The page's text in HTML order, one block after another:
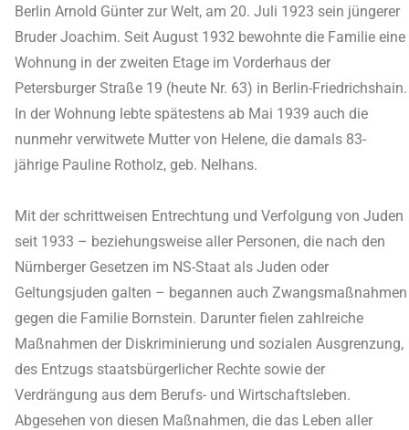
Berlin Arnold Günter zur Welt, am 20. Juli 1923 sein jüngerer
Bruder Joachim. Seit August 1932 bewohnte die Familie eine
Wohnung in der zweiten Etage im Vorderhaus der
Petersburger Straße 19 (heute Nr. 63) in Berlin-Friedrichshain.
In der Wohnung lebte spätestens ab Mai 1939 auch die
nunmehr verwitwete Mutter von Helene, die damals 83-
jährige Pauline Rotholz, geb. Nelhans.
Mit der schrittweisen Entrechtung und Verfolgung von Juden
seit 1933 – beziehungsweise aller Personen, die nach den
Nürnberger Gesetzen im NS-Staat als Juden oder
Geltungsjuden galten – begannen auch Zwangsmaßnahmen
gegen die Familie Bornstein. Darunter fielen zahlreiche
Maßnahmen der Diskriminierung und sozialen Ausgrenzung,
des Entzugs staatsbürgerlicher Rechte sowie der
Verdrängung aus dem Berufs- und Wirtschaftsleben.
Abgesehen von diesen Maßnahmen, die das Leben aller